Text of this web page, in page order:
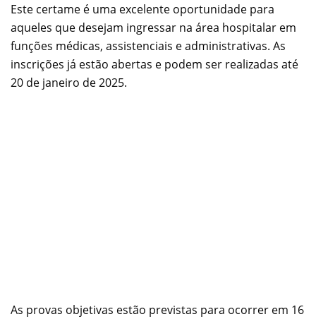
Este certame é uma excelente oportunidade para
aqueles que desejam ingressar na área hospitalar em
funções médicas, assistenciais e administrativas. As
inscrições já estão abertas e podem ser realizadas até
20 de janeiro de 2025.
As provas objetivas estão previstas para ocorrer em 16